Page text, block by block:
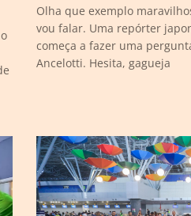
Olha que exemplo
vou falar. Uma repórter
começa a fazer uma
Ancelotti. Hesita, gagueja